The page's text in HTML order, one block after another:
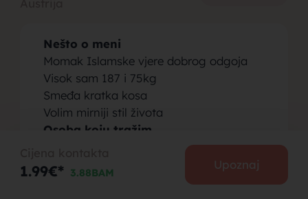
Nešto o meni
Momak Islamske vjere dobrog odgoja
Visok sam 187 i 75kg
Smeđa kratka kosa
Volim mirniji stil života
Osoba koju tražim
Trazim djevojku od 20 do 30 godina
Da je Islamske vjeroispovijesti
Ne bih zelijo da ima prikolicu sa sobom
1.99€* 3.88BAM
Upoznaj
muskarci
za brak,